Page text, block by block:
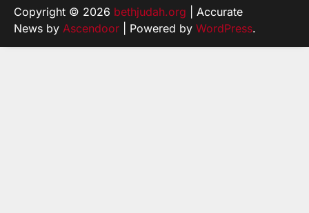
Copyright © 2026 bethjudah.org | Accurate
News by Ascendoor | Powered by WordPress.